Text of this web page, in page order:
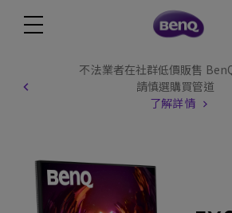
不法業者在社群低價販售
請慎選購買管道
了解詳情